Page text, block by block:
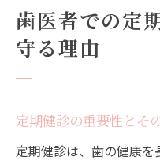
定期的な歯科
利益
中野駅周辺の歯医
を受けるメリット
歯医者での定
守る理由
定期健診の重要性とそ
定期健診は、歯の健康